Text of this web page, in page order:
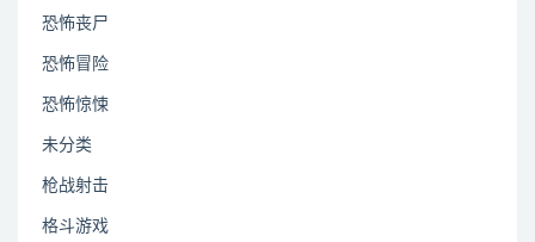
恐怖丧尸
恐怖冒险
恐怖惊悚
未分类
枪战射击
格斗游戏